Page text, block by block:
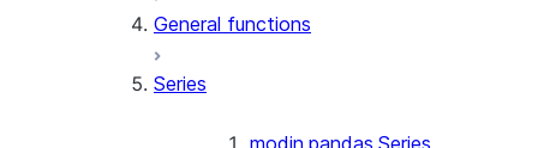
General functions
Series
modin.pandas.Series